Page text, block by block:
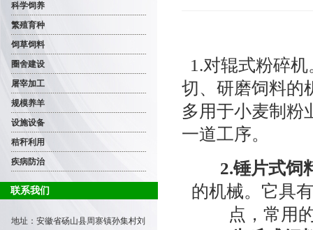
科学饲养
繁殖育种
饲草饲料
圈舍建设
屠宰加工
规模养羊
设施设备
秸秆利用
疾病防治
联系我们
地址：安徽省砀山县周寨镇孙集村刘
1.对辊式粉碎
切、研磨饲料的
多用于小麦制粉
一道工序。
2.锤片式饲
的机械。它具
点，常用